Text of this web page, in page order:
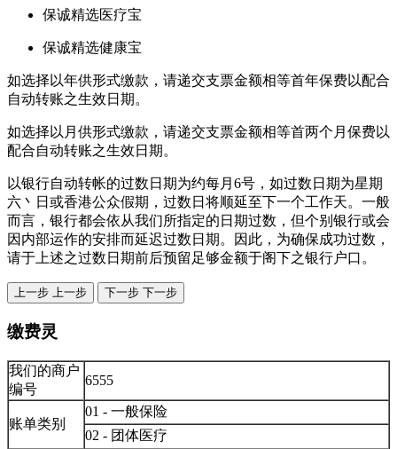
保诚精选医疗宝
保诚精选健康宝
如选择以年供形式缴款，请递交支票金额相等首年保费以配合
自动转账之生效日期。
如选择以月供形式缴款，请递交支票金额相等首两个月保费以
配合自动转账之生效日期。
以银行自动转帐的过数日期为约每月6号，如过数日期为星期
六丶日或香港公众假期，过数日将顺延至下一个工作天。一般
而言，银行都会依从我们所指定的日期过数，但个别银行或会
因内部运作的安排而延迟过数日期。因此，为确保成功过数，
请于上述之过数日期前后预留足够金额于阁下之银行户口。
上一步 上一步 下一步 下一步
缴费灵
我们的商户
编号
6555
账单类别
01 - 一般保险
02 - 团体医疗